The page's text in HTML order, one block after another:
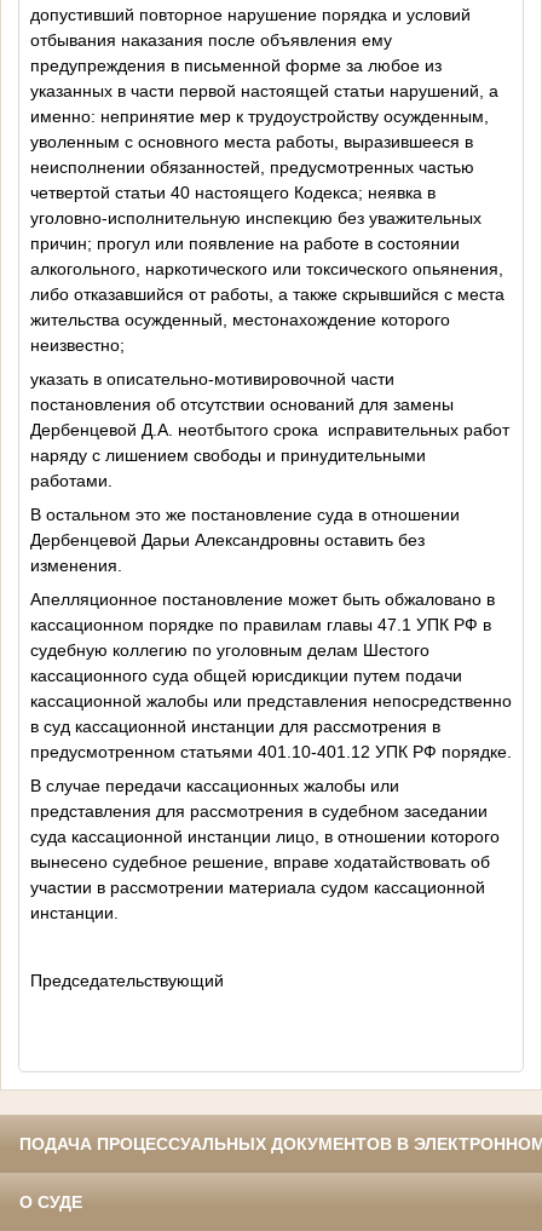
допустивший повторное нарушение порядка и условий
отбывания наказания после объявления ему
предупреждения в письменной форме за любое из
указанных в части первой настоящей статьи нарушений, а
именно: непринятие мер к трудоустройству осужденным,
уволенным с основного места работы, выразившееся в
неисполнении обязанностей, предусмотренных частью
четвертой статьи 40настоящего Кодекса; неявка в
уголовно-исполнительную инспекцию без уважительных
причин; прогул или появление на работе в состоянии
алкогольного, наркотического или токсического опьянения,
либо отказавшийся от работы, а также скрывшийся с места
жительства осужденный, местонахождение которого
неизвестно;
указать в описательно-мотивировочной части
постановления об отсутствии оснований для замены
Дербенцевой Д.А. неотбытого срока
исправительных работ
наряду с лишением свободы и принудительными
работами.
В остальном это же постановление суда в отношении
Дербенцевой Дарьи Александровны оставить без
изменения.
Апелляционное постановление может быть обжаловано в
кассационном порядке по правилам главы 47.1 УПК РФ в
судебную коллегию по уголовным делам Шестого
кассационного суда общей юрисдикции путем подачи
кассационной жалобы или представления непосредственно
в суд кассационной инстанции для рассмотрения в
предусмотренном статьями 401.10-401.12 УПК РФ порядке.
В случае передачи кассационных жалобы или
представления для рассмотрения в судебном заседании
суда кассационной инстанции лицо, в отношении которого
вынесено судебное решение, вправе ходатайствовать об
участии в рассмотрении материала судом кассационной
инстанции.
Председательствующий
ПОДАЧА ПРОЦЕССУАЛЬНЫХ ДОКУМЕНТОВ В
О СУДЕ